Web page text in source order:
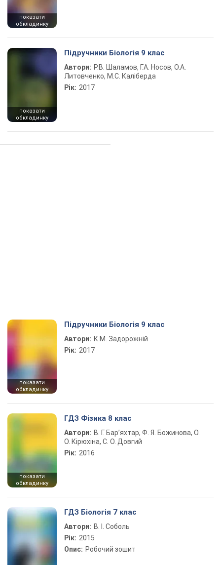
показати
обкладинку
показати
обкладинку
Підручники Біологія 9 клас
Автори: Р.В. Шаламов, Г.А. Носов, О.А.
Литовченко, М.С. Каліберда
Рік: 2017
показати
обкладинку
Підручники Біологія 9 клас
Автори: К.М. Задорожній
Рік: 2017
показати
обкладинку
ГДЗ Фізика 8 клас
Автори: В. Г. Бар’яхтар, Ф. Я. Божинова, О.
О. Кірюхіна, С. О. Довгий
Рік: 2016
ГДЗ Біологія 7 клас
Автори: В. І. Соболь
Рік: 2015
Опис: Робочий зошит